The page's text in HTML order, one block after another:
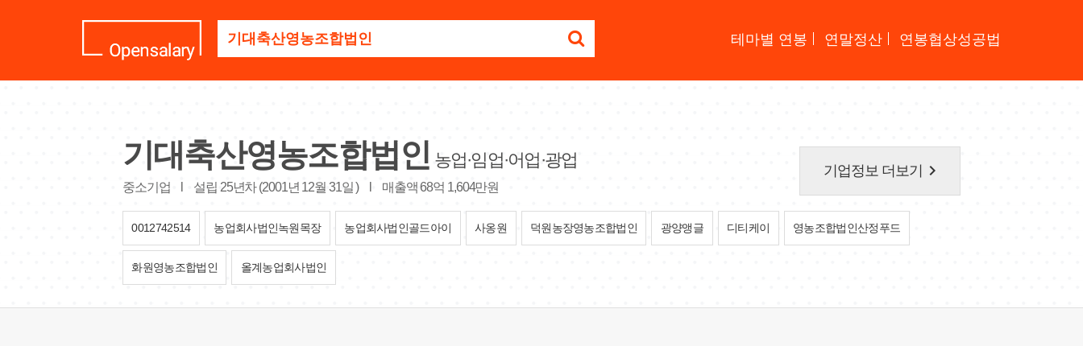
명
세
요
테마별 연봉 연말정산 연봉협상성공법
기대축산영농조합법인 농업·임업·어업·광업
중소기업 설립 25년차 (2001년 12월 31일 ) 매출액 68억 1,604만원
기업정보 더보기 keyboard_arrow_right
0012742514 농업회사법인녹원목장 농업회사법인골드아이 사옹원 덕원농장영농조합법인 광양앵글 디티케이 영농조합법인산정푸드
화원영농조합법인 올계농업회사법인